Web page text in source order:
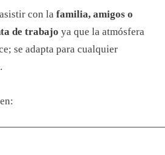
con la familia, amigos o
de trabajo ya que la atmósfera
se adapta para cualquier